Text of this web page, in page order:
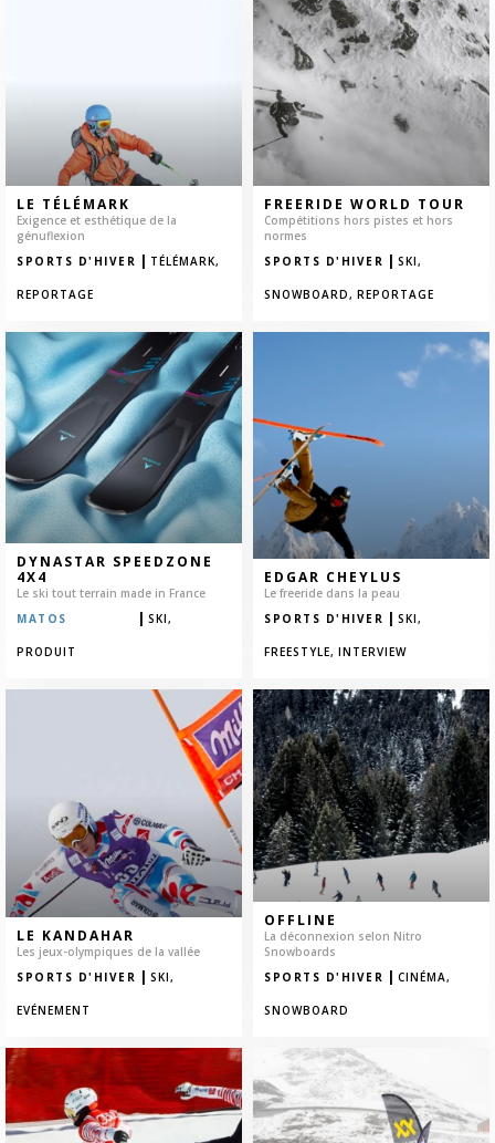
LE TÉLÉMARK
Exigence et esthétique de la
génuflexion
SPORTS D'HIVER | TÉLÉMARK,
REPORTAGE
FREERIDE WORLD TOUR
Compétitions hors pistes et hors
normes
SPORTS D'HIVER | SKI,
SNOWBOARD, REPORTAGE
DYNASTAR SPEEDZONE
4X4
Le ski tout terrain made in France
MATOS
| SKI,
PRODUIT
EDGAR CHEYLUS
Le freeride dans la peau
SPORTS D'HIVER | SKI,
FREESTYLE, INTERVIEW
LE KANDAHAR
Les jeux-olympiques de la vallée
SPORTS D'HIVER | SKI,
EVÉNEMENT
OFFLINE
La déconnexion selon Nitro
Snowboards
SPORTS D'HIVER | CINÉMA,
SNOWBOARD